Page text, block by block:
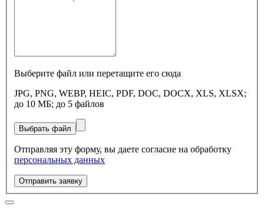
Выберите файл или перетащите его сюда
JPG, PNG, WEBP, HEIC, PDF, DOC, DOCX, XLS, XLSX;
до 10 МБ; до 5 файлов
Выбрать файл
Отправляя эту форму, вы даете согласие на обработку
персональных данных
Отправить заявку